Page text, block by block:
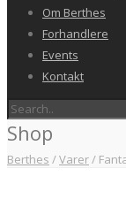
Om Berthes
Forhandlere
Events
Kontakt
Shop
Berthes /Varer/